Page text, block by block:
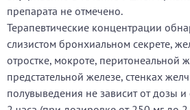
препарата не отмечено.
Терапевтические концентрации
слизистом бронхиальном секрете,
отростке, мокроте, перитонеальной
предстательной железе, стенках
полувыведения не зависит от дозы и